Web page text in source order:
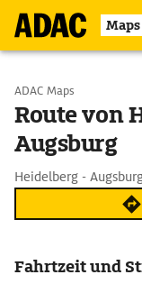
Maps
Start wählen
Ziel eingeben
ADAC Maps
Route von
Augsburg
Heidelberg -
Fahrtzeit und